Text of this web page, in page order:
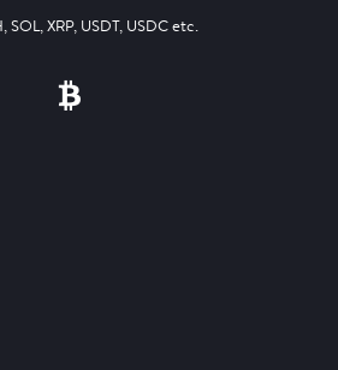
SOL, XRP, USDT, USDC etc.